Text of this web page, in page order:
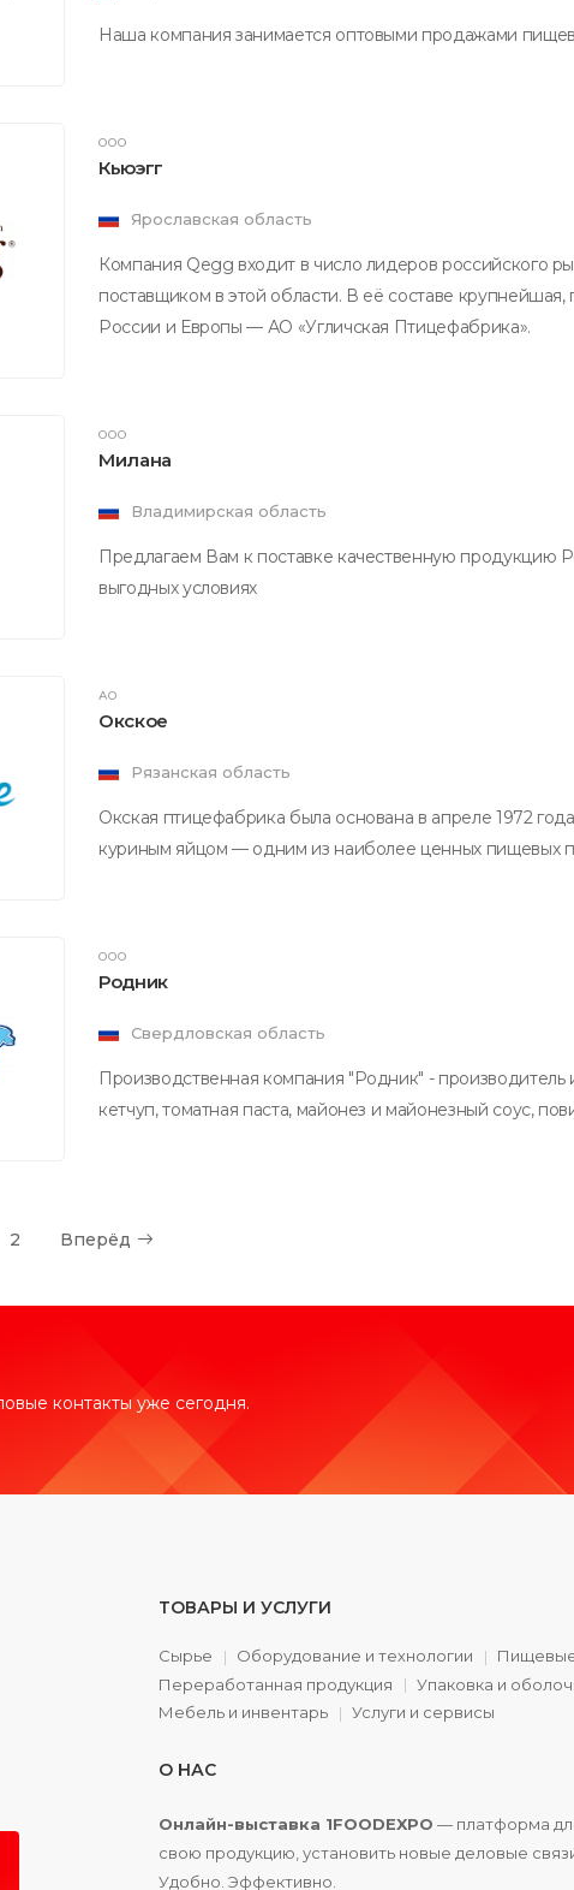
Наша компания занимается оптовыми продажами
ООО
Кьюэгг
Ярославская область
Компания Qegg входит в число лидеров российского
поставщиком в этой области. В её составе
России и Европы — АО «Угличская Птицефабрика».
ООО
Милана
Владимирская область
Предлагаем Вам к поставке качественную продукцию
выгодных условиях
АО
Окское
Рязанская область
Окская птицефабрика была основана в апреле 1972
куриным яйцом — одним из наиболее ценных пищевых
ООО
Родник
Свердловская область
Производственная компания "Родник" -
кетчуп, томатная паста, майонез и майонезный соус,
2 Вперёд
контакты уже сегодня.
ТОВАРЫ И УСЛУГИ
Сырье Оборудование и технологии
Переработанная продукция
Упаковка и
Мебель и инвентарь
Услуги и сервисы
О НАС
Онлайн-выставка 1FOODEXPO — платформа
свою продукцию, установить новые деловые
Удобно. Эффективно.